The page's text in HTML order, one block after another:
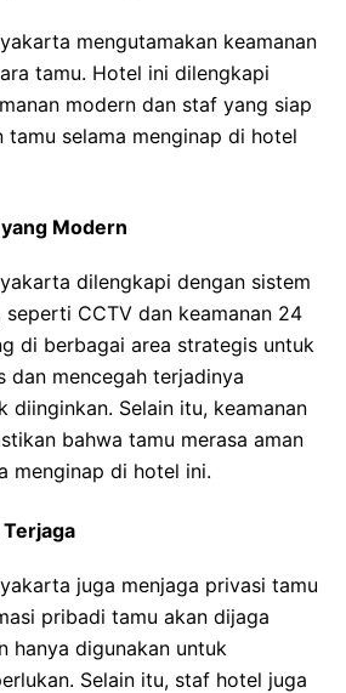
mengutamakan keamanan
tamu. Hotel ini dilengkapi
modern dan staf yang siap
tamu selama menginap di hotel
Modern
dilengkapi dengan sistem
seperti CCTV dan keamanan 24
di berbagai area strategis untuk
dan mencegah terjadinya
diinginkan. Selain itu, keamanan
bahwa tamu merasa aman
menginap di hotel ini.
juga menjaga privasi tamu
pribadi tamu akan dijaga
hanya digunakan untuk
Selain itu, staf hotel juga